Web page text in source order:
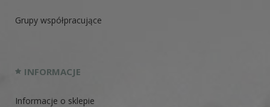
Grupy współpracujące
INFORMACJE
Informacje o sklepie